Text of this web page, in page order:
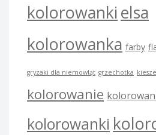
kolorowankielsa
kolorowanka farby
gryzaki dla niemowląt grzechotka
kolorowanie
kolorowanki